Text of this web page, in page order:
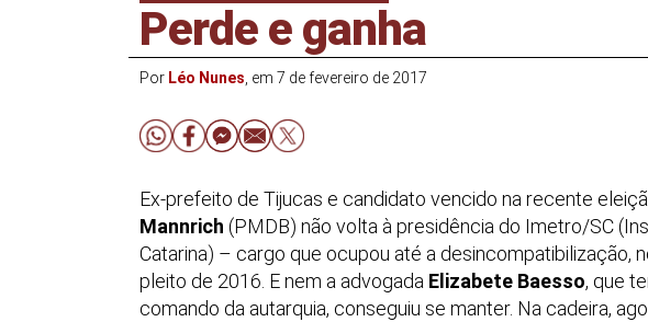
Perde e ganha
Por Léo Nunes , em 7 de fevereiro de 2017
Ex-prefeito de Tijucas e candidato vencido na recente
Mannrich (PMDB) não volta à presidência do Imetro/SC
Catarina) – cargo que ocupou até a desincompatibilização,
pleito de 2016. E nem a advogada Elizabete Baesso, que
comando da autarquia, conseguiu se manter. Na cadeira,